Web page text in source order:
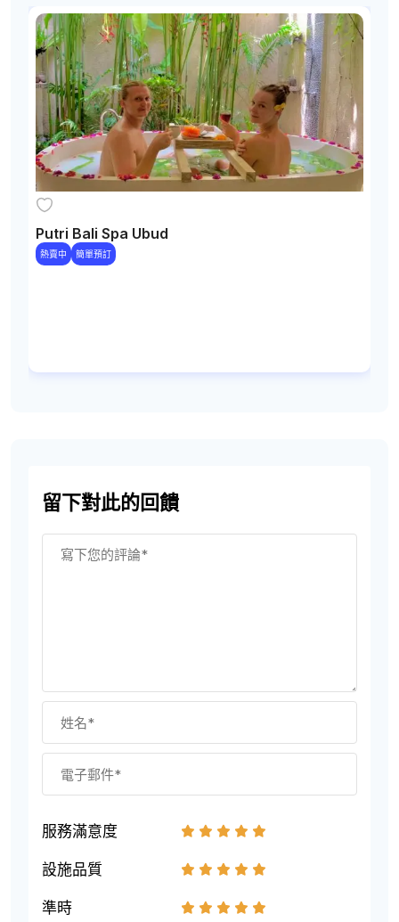
Putri Bali Spa Ubud
熱賣中 簡單預訂
留下對此的回饋
服務滿意度 5
4
3
2
設施品質 5
4
3
2
準時 5
4
3
2